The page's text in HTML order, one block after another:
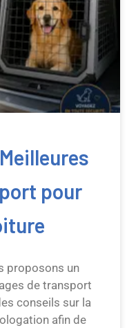
pour
proposons un
de transport
conseils sur la
afin de